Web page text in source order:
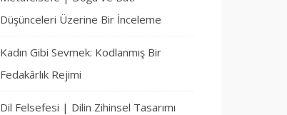
Düşünceleri Üzerine Bir İnceleme
Kadın Gibi Sevmek: Kodlanmış Bir
Fedakârlık Rejimi
Dil Felsefesi | Dilin Zihinsel Tasarımı